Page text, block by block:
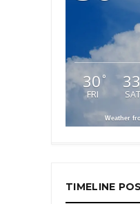
30 °
FRI
33
SAT
Weather
TIMELINE